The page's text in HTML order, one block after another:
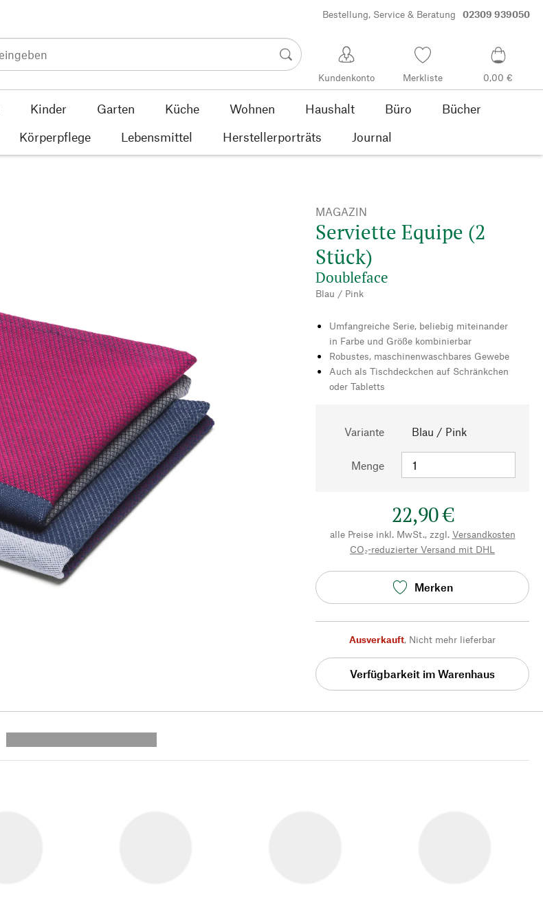
Bestellung, Service & Beratung 02309 939050
Kundenkonto Merkliste 0,00 €
Kinder Garten Küche Wohnen Haushalt Büro
Bücher
Körperpflege Lebensmittel Herstellerporträts Journal
MAGAZIN
Serviette Equipe (2
Stück)
Doubleface
Blau / Pink
Umfangreiche Serie, beliebig miteinander
in Farbe und Größe kombinierbar
Robustes, maschinenwaschbares Gewebe
Auch als Tischdeckchen auf Schränkchen
oder Tabletts
Variante Blau / Pink
Menge
22,90 €
alle Preise inkl. MwSt., zzgl. Versandkosten
CO₂-reduzierter Versand mit DHL
Merken
Ausverkauft, Nicht mehr lieferbar
Verfügbarkeit im Warenhaus